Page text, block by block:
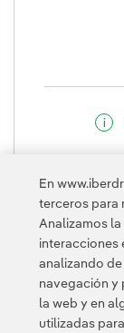
Esta página está
de privacidad y
En
terceros para
Analizamos
interacciones
analizando
navegación y
la web y en
utilizadas